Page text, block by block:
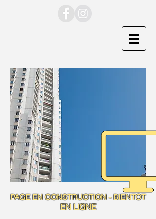
PAGE EN CONSTRUCTION - BIENTOT
EN LIGNE